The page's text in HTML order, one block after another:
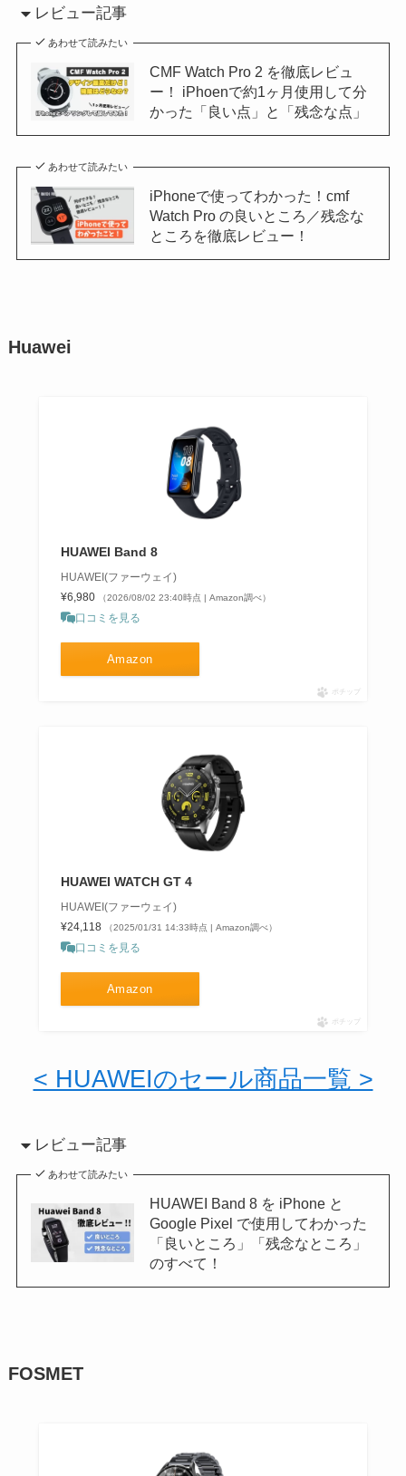
レビュー記事
あわせて読みたい
CMF Watch Pro 2 を徹底レビュ
ー！ iPhoenで約1ヶ月使用して分
かった「良い点」と「残念な点」
あわせて読みたい
iPhoneで使ってわかった！cmf
Watch Pro の良いところ／残念な
ところを徹底レビュー！
Huawei
HUAWEI Band 8
HUAWEI(ファーウェイ)
¥6,980
（2026/08/02 23:40時点 | Amazon調べ）
口コミを見る
Amazon
ポチップ
HUAWEI WATCH GT 4
HUAWEI(ファーウェイ)
¥24,118
（2025/01/31 14:33時点 | Amazon調べ）
口コミを見る
Amazon
ポチップ
< HUAWEIのセール商品一覧 >
レビュー記事
あわせて読みたい
HUAWEI Band 8 を iPhone と
Google Pixel で使用してわかった
「良いところ」「残念なところ」
のすべて！
FOSMET